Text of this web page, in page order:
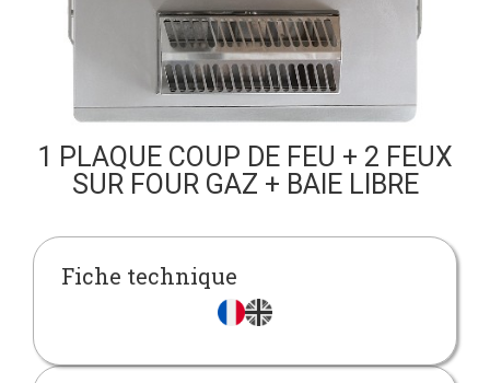
1 PLAQUE COUP DE FEU + 2 FEUX
SUR FOUR GAZ + BAIE LIBRE
Fiche technique